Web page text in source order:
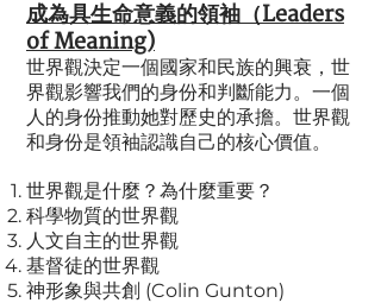
成為具生命意義的領袖（Leaders
of Meaning)
世界觀決定一個國家和民族的興衰，世
界觀影響我們的身份和判斷能力。一個
人的身份推動她對歷史的承擔。世界觀
和身份是領袖認識自己的核心價值。
世界觀是什麼？為什麼重要？
科學物質的世界觀
人文自主的世界觀
基督徒的世界觀
神形象與共創 (Colin Gunton)